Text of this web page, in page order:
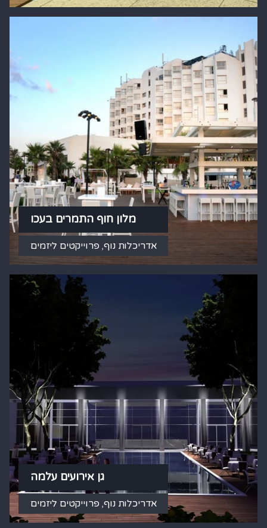
מלון חוף התמרים בעכו
אדריכלות נוף, פרוייקטים ליזמים
גן אירועים עלמה
אדריכלות נוף, פרוייקטים ליזמים